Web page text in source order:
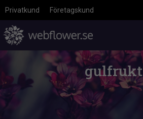
Privatkund Företagskund
gulfrukt